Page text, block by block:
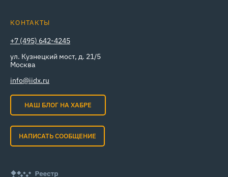
КОНТАКТЫ
+7 (495) 642-4245
ул. Кузнецкий мост, д. 21/5
Москва
info@iidx.ru
НАШ БЛОГ НА ХАБРЕ
НАПИСАТЬ СООБЩЕНИЕ